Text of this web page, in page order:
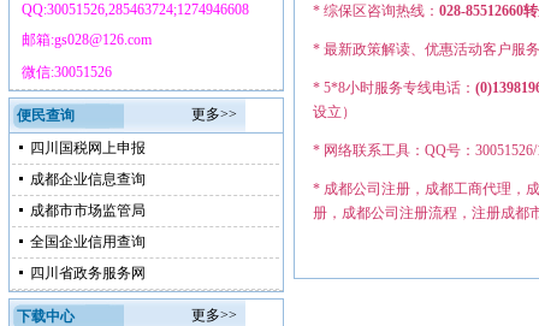
QQ:30051526,285463724;1274946608
邮箱:gs028@126.com
微信:30051526
便民查询
更多>>
四川国税网上申报
成都企业信息查询
成都市市场监管局
全国企业信用查询
四川省政务服务网
下载中心
更多>>
* 综保区咨询热线： 028-85512660
* 最新政策解读、优惠活动客户服
* 5*8小时服务专线电话：
设立）
* 网络联系工具：QQ号：30051526/
* 成都公司注册，成都工商代理，
册，成都公司注册流程，注册成都